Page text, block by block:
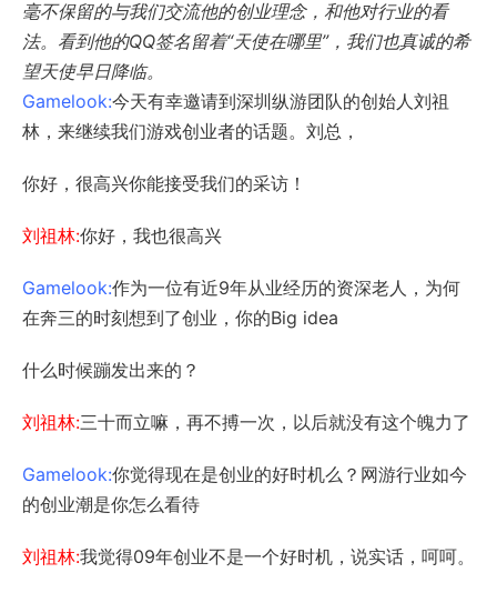
毫不保留的与我们交流他的创业理念，和他对行业的看
法。看到他的QQ签名留着“天使在哪里”，我们也真诚的希
望天使早日降临。
Gamelook:今天有幸邀请到深圳纵游团队的创始人刘祖
林，来继续我们游戏创业者的话题。刘总，
你好，很高兴你能接受我们的采访！
刘祖林:你好，我也很高兴
Gamelook:作为一位有近9年从业经历的资深老人，为何
在奔三的时刻想到了创业，你的Big idea
什么时候蹦发出来的？
刘祖林:三十而立嘛，再不搏一次，以后就没有这个魄力了
Gamelook:你觉得现在是创业的好时机么？网游行业如今
的创业潮是你怎么看待
刘祖林:我觉得09年创业不是一个好时机，说实话，呵呵。